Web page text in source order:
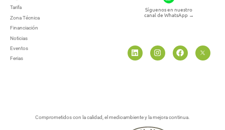
Tarifa
Zona Técnica
Financiación
Noticias
Eventos
Ferias
Síguenos en nuestro
canal de WhatsApp →
Comprometidos con la calidad, el medioambiente y la mejora continua.